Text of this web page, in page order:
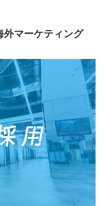
的な価値から、競争優位性
考察を日常的に行い、社内
対し、敏感に好奇心を持っ
部企業との戦略的連携を設
トの数字をウォッチしなが
探索を行い、プロダクトロ
ロダクトマネージャーもエン
ニアの距離が近く、スピー
れる環境
ンジニア出身であり、技
できる環境が整っている
アイデアをプロダクトに落
中の才能を現実世界へ解き
なる空間を生み出します。
ンの心に深く刻まれる記憶
ント制作
な価値を付加し、既存の枠
をクライアントや他のIPとの
す。まだ誰も見たことのな
と感動を届けていきます。
出する
度からお伝えします。
ェンダでは執行役員の登壇
す。参加いただかなくても
リー後の参加も可能となり
ては、ご案内しない場合が
ング株式会社への配属とな
解決するための企画営業と
。
特徴を活かしながら、単純
、新たな価値・市場を創造
す。
外マーケティング